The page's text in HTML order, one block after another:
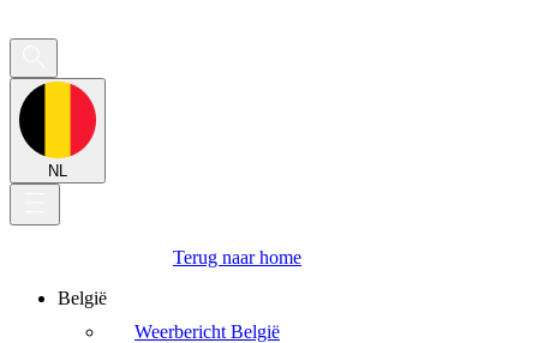
NL
Terug naar home
België
Weerbericht België